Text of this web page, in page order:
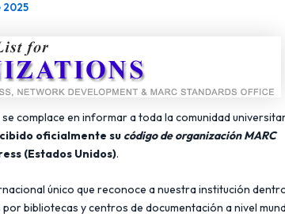
2025
complace en informar a toda la comunidad
oficialmente su código de organización MARC
(Estados Unidos).
único que reconoce a nuestra institución
bibliotecas y centros de documentación a nivel